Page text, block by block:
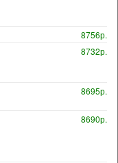
8756р.
8732р.
8695р.
8690р.